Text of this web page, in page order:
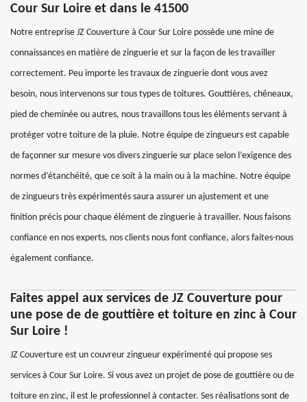
Cour Sur Loire et dans le 41500
Notre entreprise JZ Couverture à Cour Sur Loire possède une mine de
connaissances en matière de zinguerie et sur la façon de les travailler
correctement. Peu importe les travaux de zinguerie dont vous avez
besoin, nous intervenons sur tous types de toitures. Gouttières, chêneaux,
pied de cheminée ou autres, nous travaillons tous les éléments servant à
protéger votre toiture de la pluie. Notre équipe de zingueurs est capable
de façonner sur mesure vos divers zinguerie sur place selon l’exigence des
normes d’étanchéité, que ce soit à la main ou à la machine. Notre équipe
de zingueurs très expérimentés saura assurer un ajustement et une
finition précis pour chaque élément de zinguerie à travailler. Nous faisons
confiance en nos experts, nos clients nous font confiance, alors faites-nous
également confiance.
Faites appel aux services de JZ Couverture pour
une pose de de gouttière et toiture en zinc à Cour
Sur Loire !
JZ Couverture est un couvreur zingueur expérimenté qui propose ses
services à Cour Sur Loire. Si vous avez un projet de pose de gouttière ou de
toiture en zinc, il est le professionnel à contacter. Ses réalisations sont de